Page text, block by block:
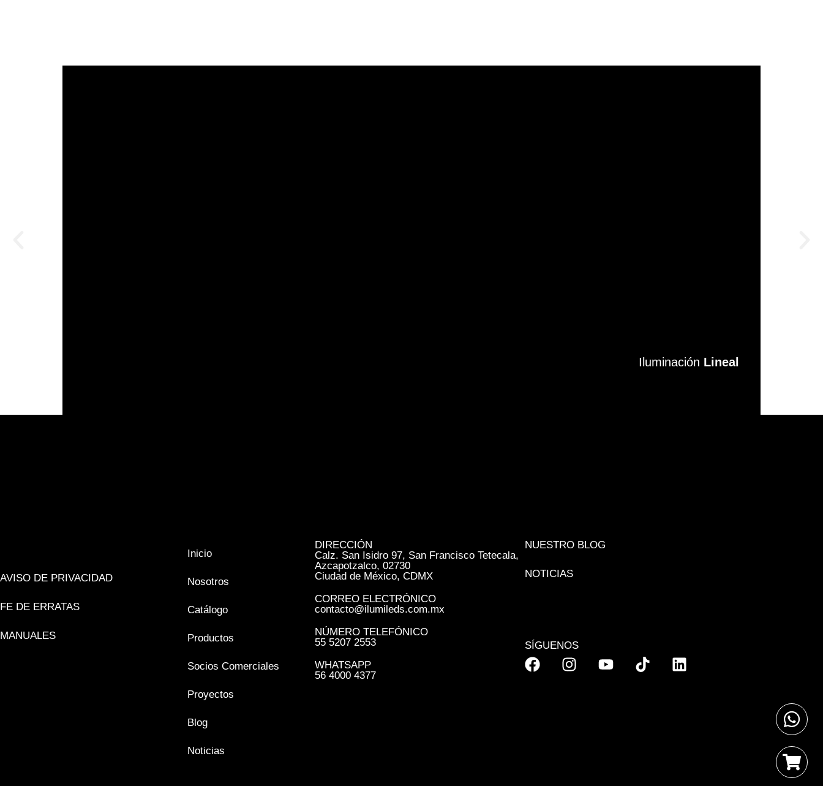
Iluminación Lineal
Iluminación Lineal
AVISO DE PRIVACIDAD
FE DE ERRATAS
MANUALES
Inicio
Nosotros
Catálogo
Productos
Socios Comerciales
Proyectos
Blog
Noticias
DIRECCIÓN
Calz. San Isidro 97, San Francisco Tetecala,
Azcapotzalco, 02730
Ciudad de México, CDMX
CORREO ELECTRÓNICO
contacto@ilumileds.com.mx
NÚMERO TELEFÓNICO
55 5207 2553
WHATSAPP
56 4000 4377
NUESTRO BLOG
NOTICIAS
SÍGUENOS